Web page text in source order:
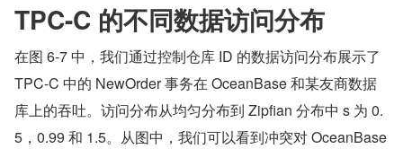
TPC-C 的不同数据访问分布
在图 6-7 中，我们通过控制仓库 ID 的数据访问分布展示了
TPC-C 中的 NewOrder 事务在 OceanBase 和某友商数据
库上的吞吐。访问分布从均匀分布到 Zipfian 分布中 s 为 0.
5，0.99 和 1.5。从图中，我们可以看到冲突对 OceanBase